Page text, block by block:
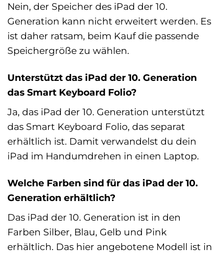
Nein, der Speicher des iPad der 10.
Generation kann nicht erweitert werden. Es
ist daher ratsam, beim Kauf die passende
Speichergröße zu wählen.
Unterstützt das iPad der 10. Generation
das Smart Keyboard Folio?
Ja, das iPad der 10. Generation unterstützt
das Smart Keyboard Folio, das separat
erhältlich ist. Damit verwandelst du dein
iPad im Handumdrehen in einen Laptop.
Welche Farben sind für das iPad der 10.
Generation erhältlich?
Das iPad der 10. Generation ist in den
Farben Silber, Blau, Gelb und Pink
erhältlich. Das hier angebotene Modell ist in